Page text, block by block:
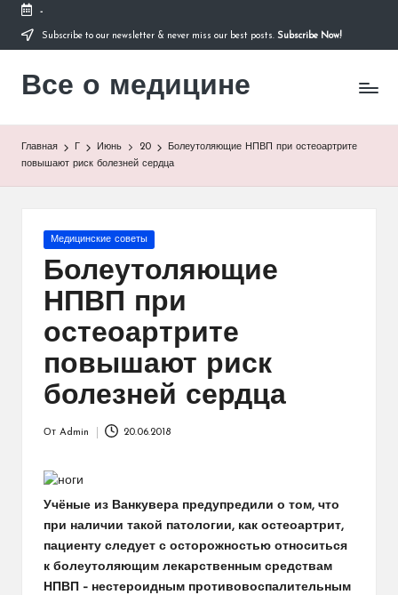
Перейти
содержимому
-
Subscribe to our newsletter & never miss our best posts. Subscribe Now!
Все о медицине
Лечитесь
Главная Г Июнь 20
Болеутоляющие НПВП при остеоартрите
повышают риск болезней сердца
Опубликовано
Медицинские советы
Болеутоляющие
НПВП при
остеоартрите
повышают риск
болезней сердца
От Admin 20.06.2018
Учёные из Ванкувера предупредили о том, что
при наличии такой патологии, как остеоартрит,
пациенту следует с осторожностью относиться
к болеутоляющим лекарственным средствам
НПВП – нестероидным противовоспалительным